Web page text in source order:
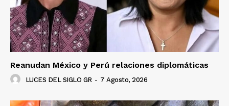
Reanudan México y Perú relaciones diplomáticas
LUCES DEL SIGLO GR - 7 Agosto, 2026